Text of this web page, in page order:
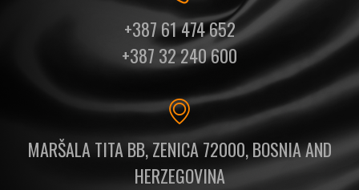
+387 61 474 652
+387 32 240 600
MARŠALA TITA BB, ZENICA 72000, BOSNIA AND
HERZEGOVINA